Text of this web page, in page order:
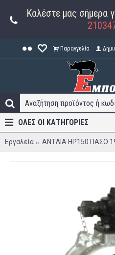
Καλέστε μας σήμερα
Παραγγελία
ΟΛΕΣ ΟΙ ΚΑΤΗΓΟΡΊΕΣ
Εργαλεία ANTΛIA HP150 ΠAΣO